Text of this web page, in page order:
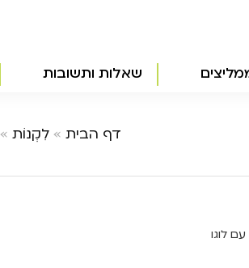
שאלות ותשובות
דף הבית» לִקְנוֹת»
100% כותנה בגודל 30*30 ס"מ עם לוגו